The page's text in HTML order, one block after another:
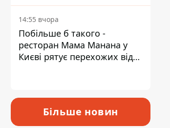
мільйонів - Петро
Пантелеєв
14:55 вчора
Побільше б такого -
ресторан Мама Манана у
Києві рятує перехожих від
Більше новин